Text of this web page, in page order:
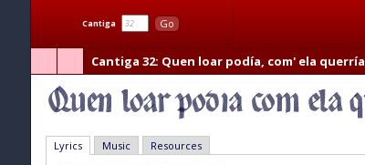
Cantiga Go
Cantiga 32: Quen loar podía, com' ela querría
Lyrics Music Resources